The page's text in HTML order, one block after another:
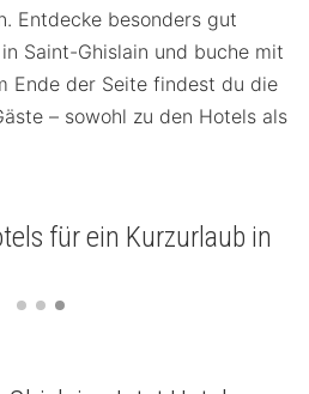
Entdecke besonders gut
Saint-Ghislain und buche mit
Ende der Seite findest du die
– sowohl zu den Hotels als
für ein Kurzurlaub in